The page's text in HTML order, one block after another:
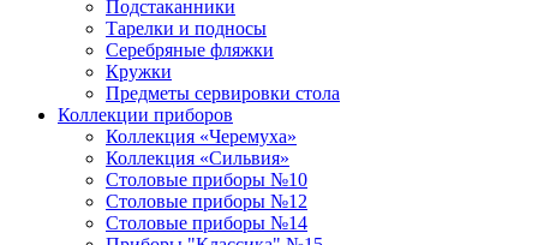
Подстаканники
Тарелки и подносы
Серебряные фляжки
Кружки
Предметы сервировки стола
Коллекции приборов
Коллекция «Черемуха»
Коллекция «Сильвия»
Столовые приборы №10
Столовые приборы №12
Столовые приборы №14